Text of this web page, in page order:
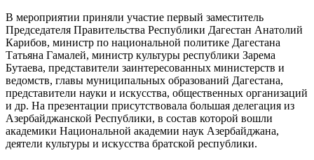
В мероприятии приняли участие первый заместитель
Председателя Правительства Республики Дагестан Анатолий
Карибов, министр по наци­ональной политике Дагестана
Татьяна Гамалей, министр культуры респу­блики Зарема
Бутаева, представите­ли заинтересованных министерств и
ведомств, главы муниципальных об­разований Дагестана,
представители науки и искусства, общественных ор­ганизаций
и др. На презентации при­сутствовала большая делегация из
Азербайджанской Республики, в со­став которой вошли
академики Нацио­нальной академии наук Азербайджана,
деятели культуры и искусства братской республики.